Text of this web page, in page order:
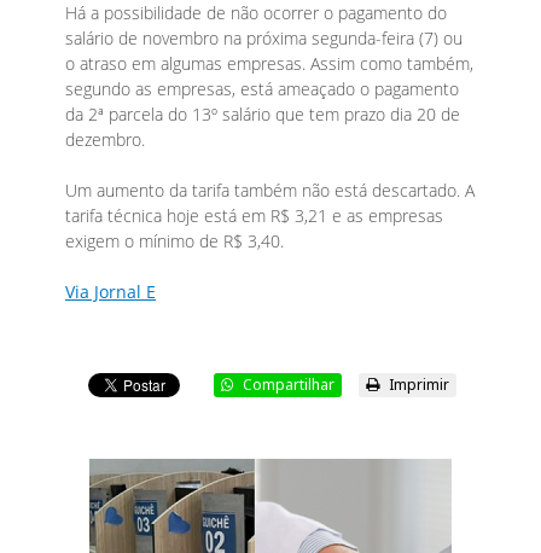
Há a possibilidade de não ocorrer o pagamento do
salário de novembro na próxima segunda-feira (7) ou
o atraso em algumas empresas. Assim como também,
segundo as empresas, está ameaçado o pagamento
da 2ª parcela do 13º salário que tem prazo dia 20 de
dezembro.
Um aumento da tarifa também não está descartado. A
tarifa técnica hoje está em R$ 3,21 e as empresas
exigem o mínimo de R$ 3,40.
Via Jornal E
Compartilhar Imprimir